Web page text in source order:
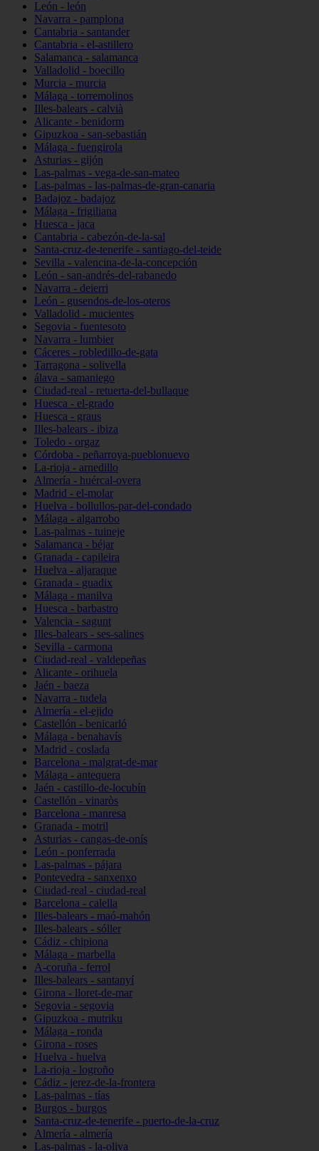
León - león
Navarra - pamplona
Cantabria - santander
Cantabria - el-astillero
Salamanca - salamanca
Valladolid - boecillo
Murcia - murcia
Málaga - torremolinos
Illes-balears - calvià
Alicante - benidorm
Gipuzkoa - san-sebastián
Málaga - fuengirola
Asturias - gijón
Las-palmas - vega-de-san-mateo
Las-palmas - las-palmas-de-gran-canaria
Badajoz - badajoz
Málaga - frigiliana
Huesca - jaca
Cantabria - cabezón-de-la-sal
Santa-cruz-de-tenerife - santiago-del-teide
Sevilla - valencina-de-la-concepción
León - san-andrés-del-rabanedo
Navarra - deierri
León - gusendos-de-los-oteros
Valladolid - mucientes
Segovia - fuentesoto
Navarra - lumbier
Cáceres - robledillo-de-gata
Tarragona - solivella
álava - samaniego
Ciudad-real - retuerta-del-bullaque
Huesca - el-grado
Huesca - graus
Illes-balears - ibiza
Toledo - orgaz
Córdoba - peñarroya-pueblonuevo
La-rioja - arnedillo
Almería - huércal-overa
Madrid - el-molar
Huelva - bollullos-par-del-condado
Málaga - algarrobo
Las-palmas - tuineje
Salamanca - béjar
Granada - capileira
Huelva - aljaraque
Granada - guadix
Málaga - manilva
Huesca - barbastro
Valencia - sagunt
Illes-balears - ses-salines
Sevilla - carmona
Ciudad-real - valdepeñas
Alicante - orihuela
Jaén - baeza
Navarra - tudela
Almería - el-ejido
Castellón - benicarló
Málaga - benahavís
Madrid - coslada
Barcelona - malgrat-de-mar
Málaga - antequera
Jaén - castillo-de-locubín
Castellón - vinaròs
Barcelona - manresa
Granada - motril
Asturias - cangas-de-onís
León - ponferrada
Las-palmas - pájara
Pontevedra - sanxenxo
Ciudad-real - ciudad-real
Barcelona - calella
Illes-balears - maó-mahón
Illes-balears - sóller
Cádiz - chipiona
Málaga - marbella
A-coruña - ferrol
Illes-balears - santanyí
Girona - lloret-de-mar
Segovia - segovia
Gipuzkoa - mutriku
Málaga - ronda
Girona - roses
Huelva - huelva
La-rioja - logroño
Cádiz - jerez-de-la-frontera
Las-palmas - tías
Burgos - burgos
Santa-cruz-de-tenerife - puerto-de-la-cruz
Almería - almería
Las-palmas - la-oliva